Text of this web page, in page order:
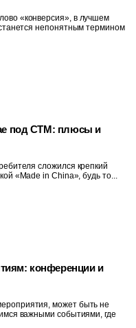
«конверсия», в лучшем
непонятным термином
под СТМ: плюсы и
сложился крепкий
«Made in China», будь то...
конференции и
может быть не
важными событиями, где